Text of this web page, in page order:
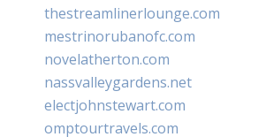
thestreamlinerlounge.com
mestrinorubanofc.com
novelatherton.com
nassvalleygardens.net
electjohnstewart.com
omptourtravels.com